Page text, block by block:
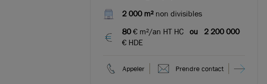
2 000 m² non divisibles
80€ m²/an HT HC ou
2 200 000
€ HDE
Appeler Prendre contact